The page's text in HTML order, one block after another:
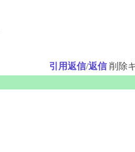
引用返信/返信 削除